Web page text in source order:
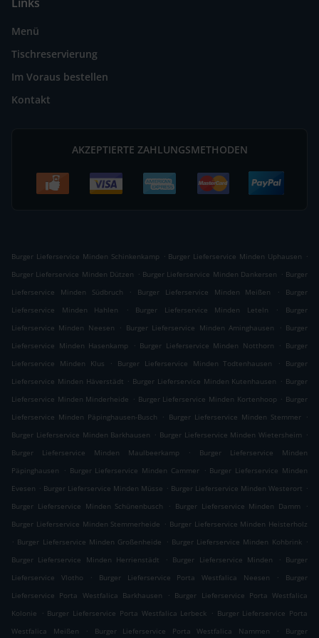
Menü
Tischreservierung
Im Voraus bestellen
Kontakt
AKZEPTIERTE ZAHLUNGSMETHODEN
Burger Lieferservice Minden Schinkenkamp . Burger Lieferservice Minden Uphausen .
Burger Lieferservice Minden Dützen . Burger Lieferservice Minden Dankersen . Burger
Lieferservice Minden Südbruch
. Burger Lieferservice Minden Meißen .
Burger
Lieferservice Minden Hahlen
. Burger Lieferservice Minden Leteln .
Burger
Lieferservice Minden Neesen
. Burger Lieferservice Minden Aminghausen . Burger
Lieferservice Minden Hasenkamp
. Burger Lieferservice Minden Notthorn . Burger
Lieferservice Minden Klus
. Burger Lieferservice Minden Todtenhausen .
Burger
Lieferservice Minden Häverstädt . Burger Lieferservice Minden Kutenhausen . Burger
Lieferservice Minden Minderheide . Burger Lieferservice Minden Kortenhoop . Burger
Lieferservice Minden Päpinghausen-Busch
. Burger Lieferservice Minden Stemmer .
Burger Lieferservice Minden Barkhausen . Burger Lieferservice Minden Wietersheim .
Burger Lieferservice Minden Maulbeerkamp
.
Burger Lieferservice Minden
Päpinghausen
. Burger Lieferservice Minden Cammer . Burger Lieferservice Minden
Evesen . Burger Lieferservice Minden Müsse . Burger Lieferservice Minden Westerort .
Burger Lieferservice Minden Schünenbusch
. Burger Lieferservice Minden Damm
.
Burger Lieferservice Minden Stemmerheide . Burger Lieferservice Minden Heisterholz
. Burger Lieferservice Minden Großenheide . Burger Lieferservice Minden Kohbrink .
Burger Lieferservice Minden Herrienstädt
. Burger Lieferservice Minden . Burger
Lieferservice Vlotho
. Burger Lieferservice Porta Westfalica Neesen .
Burger
Lieferservice Porta Westfalica Barkhausen
. Burger Lieferservice Porta Westfalica
Kolonie
. Burger Lieferservice Porta Westfalica Lerbeck . Burger Lieferservice Porta
Westfalica Meißen
. Burger Lieferservice Porta Westfalica Nammen .
Burger